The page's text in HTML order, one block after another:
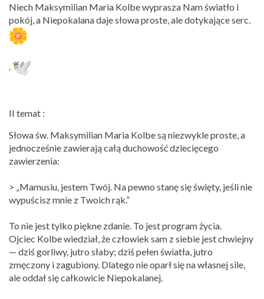
Niech Maksymilian Maria Kolbe wyprasza Nam światło i
pokój, a Niepokalana daje słowa proste, ale dotykające serc.
.
II temat :
Słowa św. Maksymilian Maria Kolbe są niezwykle proste, a
jednocześnie zawierają całą duchowość dziecięcego
zawierzenia:
> „Mamusiu, jestem Twój. Na pewno stanę się święty, jeśli nie
wypuścisz mnie z Twoich rąk.”
To nie jest tylko piękne zdanie. To jest program życia.
Ojciec Kolbe wiedział, że człowiek sam z siebie jest chwiejny
— dziś gorliwy, jutro słaby; dziś pełen światła, jutro
zmęczony i zagubiony. Dlatego nie oparł się na własnej sile,
ale oddał się całkowicie Niepokalanej.